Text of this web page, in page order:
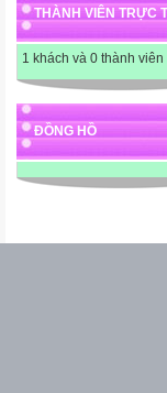
THÀNH VIÊN TRỰC
1 khách và 0 thành viên
ĐỒNG HỒ